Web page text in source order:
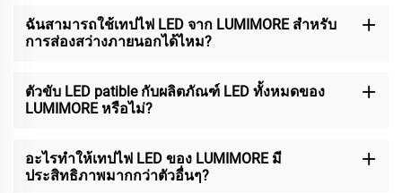
ฉันสามารถใช้เทปไฟ LED จาก LUMIMORE สำหรับ
การส่องสว่างภายนอกได้ไหม?
ตัวขับ LED patible กับผลิตภัณฑ์ LED ทั้งหมดของ
LUMIMORE หรือไม่?
อะไรทำให้เทปไฟ LED ของ LUMIMORE มี
ประสิทธิภาพมากกว่าตัวอื่นๆ?